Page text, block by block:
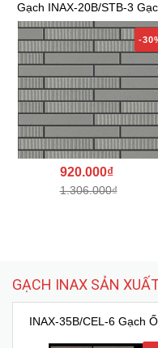
Gạch INAX-20B/STB-3 Gạch
Ốp Tường INA...
-
920.000₫
1.306.000₫
GẠCH INAX SẢN
INAX-35B/CEL-6 Gạch